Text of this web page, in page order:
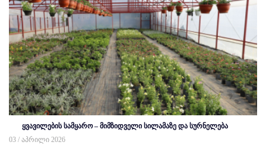
ყვავილების სამყარო – მიმზიდველი სილამაზე და სურნელება
03 / აპრილი 2026